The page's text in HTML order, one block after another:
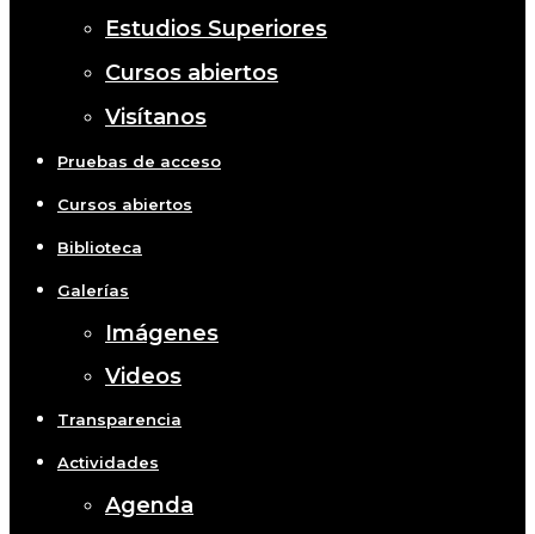
Estudios Superiores
Cursos abiertos
Visítanos
Pruebas de acceso
Cursos abiertos
Biblioteca
Galerías
Imágenes
Videos
Transparencia
Actividades
Agenda